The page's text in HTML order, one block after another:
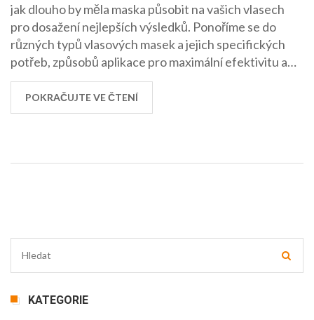
jak dlouho by měla maska působit na vašich vlasech
pro dosažení nejlepších výsledků. Ponoříme se do
různých typů vlasových masek a jejich specifických
potřeb, způsobů aplikace pro maximální efektivitu a
důležitosti pravidelnosti v péči o vlasy. Také
probereme, jak různé ingredience ovlivňují dobu
působení a jak můžete své vlasy udržovat silné a
POKRAČUJTE VE ČTENÍ
KATEGORIE